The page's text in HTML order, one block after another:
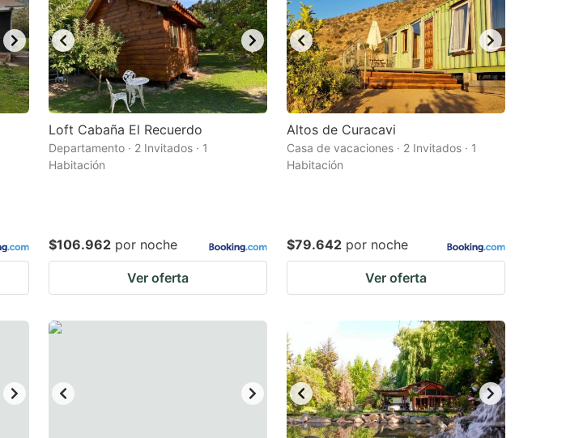
Loft Cabaña El Recuerdo
Departamento · 2 Invitados · 1
Habitación
$106.962 por noche
Ver oferta
Altos de Curacavi
Casa de vacaciones · 2 Invitados · 1
Habitación
$79.642 por noche
Ver oferta